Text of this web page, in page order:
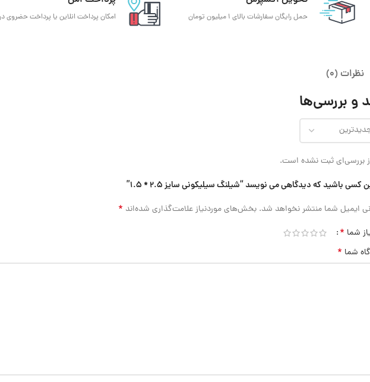
حمل رایگان سفارشات بالای 1 میلیون تومان امکان پرداخت انلاین یا پرداخت حضروی
نظرات (0)
و بررسی‌ها
بررسی‌ای ثبت نشده است.
کسی باشید که دیدگاهی می نویسد “شیلنگ سیلیکونی سایز 2.5 * 1.5”
ایمیل شما منتشر نخواهد شد. بخش‌های موردنیاز علامت‌گذاری شده‌اند *
شما *
شما *